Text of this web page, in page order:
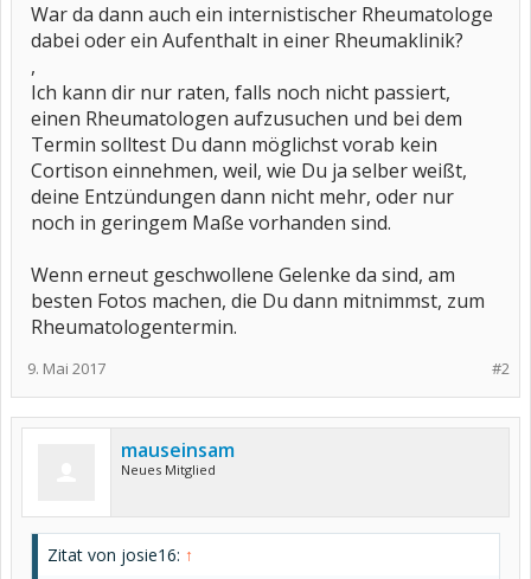
War da dann auch ein internistischer Rheumatologe
dabei oder ein Aufenthalt in einer Rheumaklinik?
,
Ich kann dir nur raten, falls noch nicht passiert,
einen Rheumatologen aufzusuchen und bei dem
Termin solltest Du dann möglichst vorab kein
Cortison einnehmen, weil, wie Du ja selber weißt,
deine Entzündungen dann nicht mehr, oder nur
noch in geringem Maße vorhanden sind.
Wenn erneut geschwollene Gelenke da sind, am
besten Fotos machen, die Du dann mitnimmst, zum
Rheumatologentermin.
#2
9. Mai 2017
mauseinsam
Neues Mitglied
Zitat von josie16: ↑